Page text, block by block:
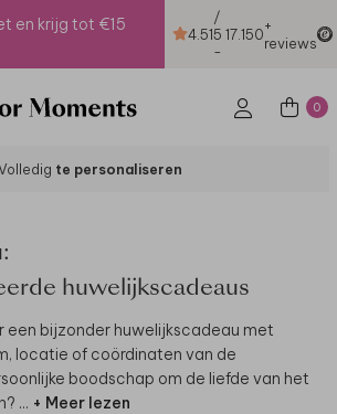
en krijg tot €15
4.51
/
5
-
17.150+
reviews
0
te personaliseren
huwelijkscadeaus
een bijzonder huwelijkscadeau met
locatie of coördinaten van de
boodschap om de liefde van het
... + Meer lezen